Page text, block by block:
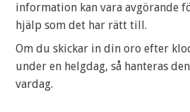
information kan vara avgörande
hjälp som det har rätt till.
Om du skickar in din oro efter
under en helgdag, så hanteras
vardag.